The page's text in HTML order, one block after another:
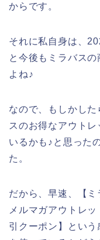
からです。
それに私自身は、
と今後もミラバス
よね♪
なので、もしかし
スのお得なアウト
いるかも♪と思った
た。
だから、早速、【
メルマガアウトレ
引クーポン】とい